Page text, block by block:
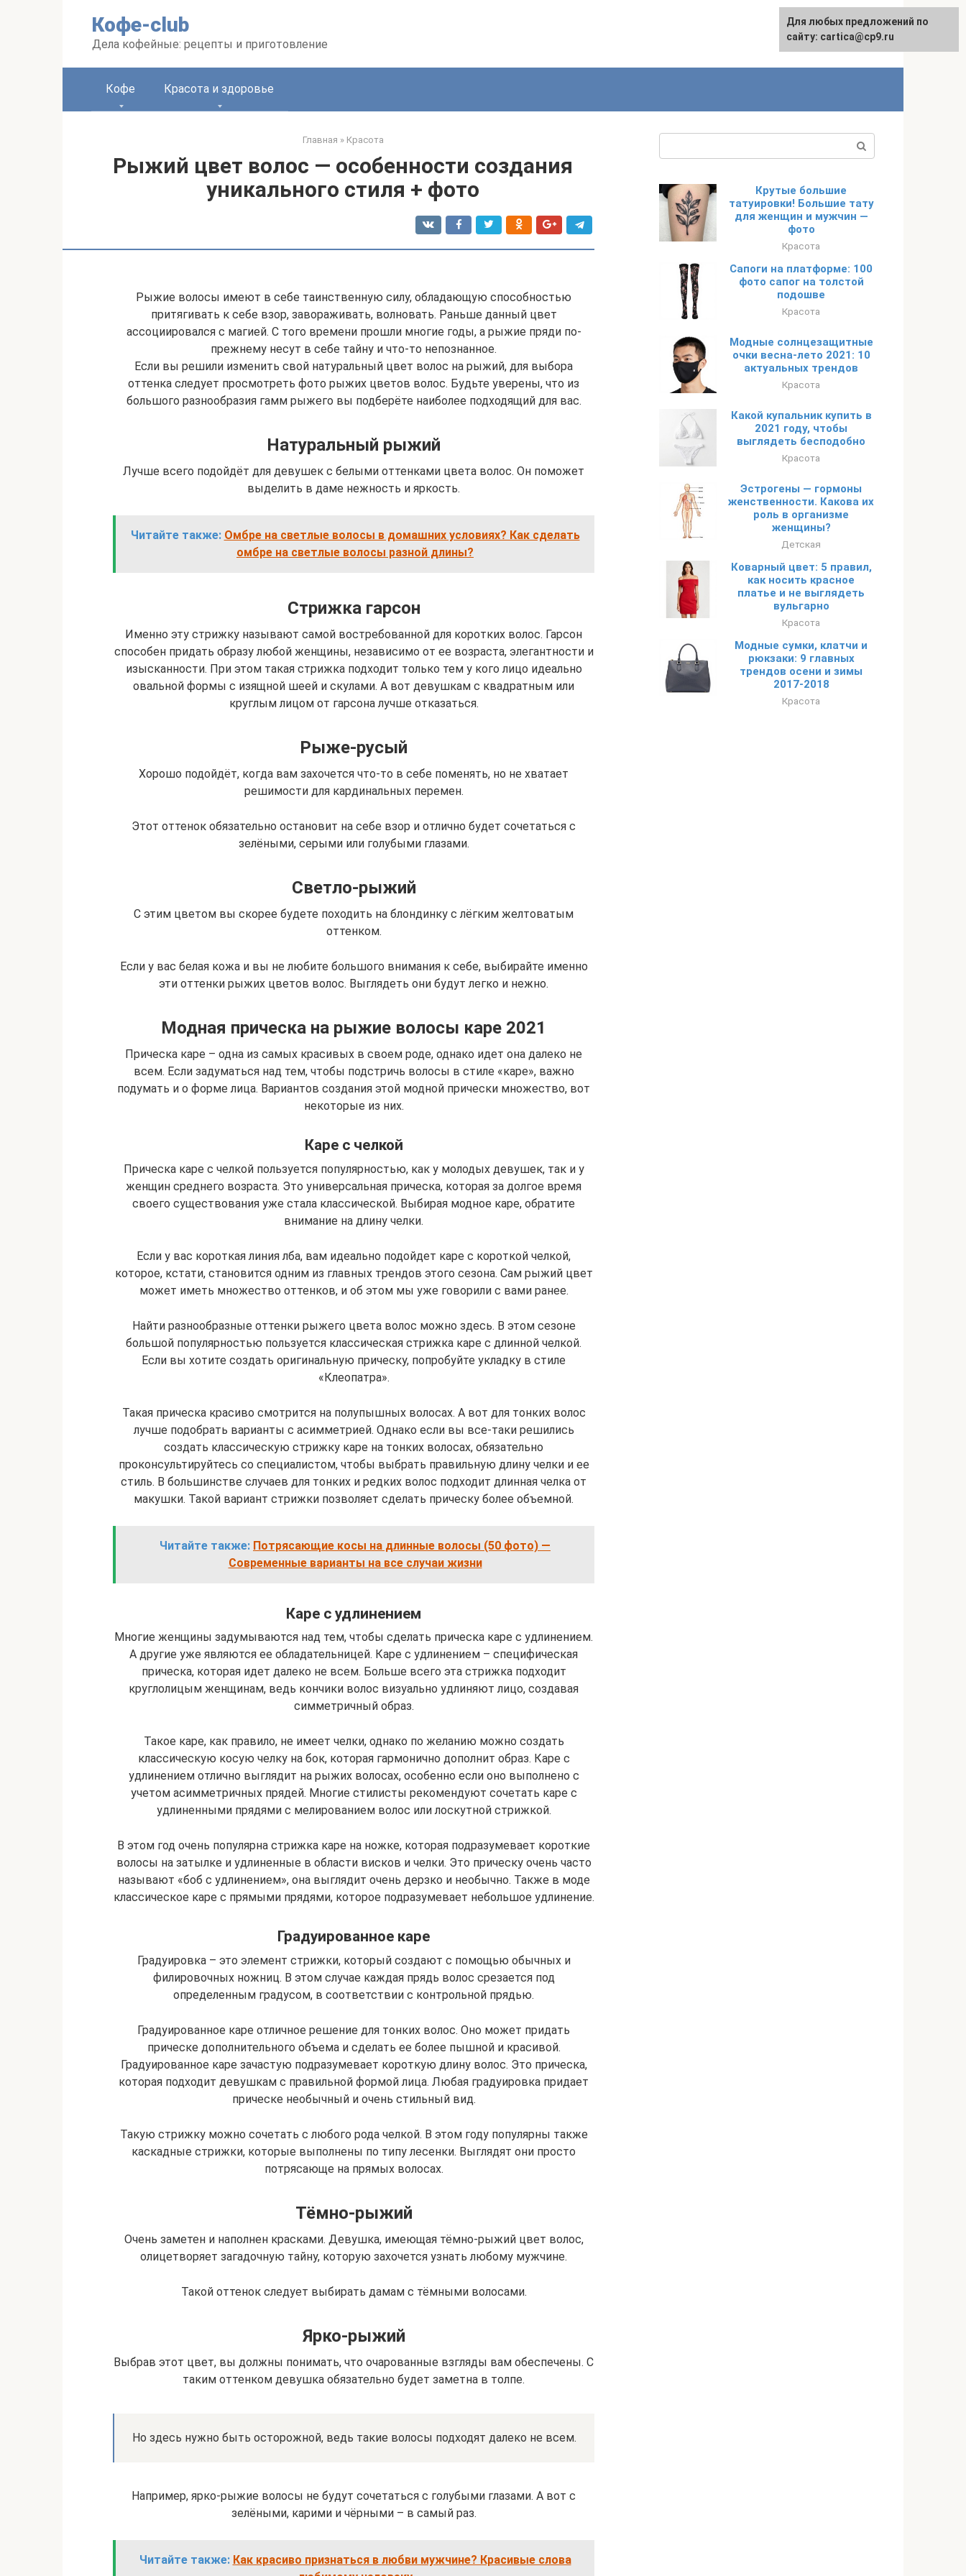
Кофе-club
Дела кофейные: рецепты и приготовление
English
Кофе Красота и здоровье
Главная » Красота
Рыжий цвет волос — особенности создания
уникального стиля + фото
Рыжие волосы имеют в себе таинственную силу, обладающую способностью
притягивать к себе взор, завораживать, волновать. Раньше данный цвет
ассоциировался с магией. С того времени прошли многие годы, а рыжие пряди по-
прежнему несут в себе тайну и что-то непознанное.
Если вы решили изменить свой натуральный цвет волос на рыжий, для выбора
оттенка следует просмотреть фото рыжих цветов волос. Будьте уверены, что из
большого разнообразия гамм рыжего вы подберёте наиболее подходящий для вас.
Натуральный рыжий
Лучше всего подойдёт для девушек с белыми оттенками цвета волос. Он поможет
выделить в даме нежность и яркость.
Читайте также: Омбре на светлые волосы в домашних условиях? Как сделать
омбре на светлые волосы разной длины?
Стрижка гарсон
Именно эту стрижку называют самой востребованной для коротких волос. Гарсон
способен придать образу любой женщины, независимо от ее возраста, элегантности и
изысканности. При этом такая стрижка подходит только тем у кого лицо идеально
овальной формы с изящной шеей и скулами. А вот девушкам с квадратным или
круглым лицом от гарсона лучше отказаться.
Рыже-русый
Хорошо подойдёт, когда вам захочется что-то в себе поменять, но не хватает
решимости для кардинальных перемен.
Этот оттенок обязательно остановит на себе взор и отлично будет сочетаться с
зелёными, серыми или голубыми глазами.
Светло-рыжий
С этим цветом вы скорее будете походить на блондинку с лёгким желтоватым
оттенком.
Если у вас белая кожа и вы не любите большого внимания к себе, выбирайте именно
эти оттенки рыжих цветов волос. Выглядеть они будут легко и нежно.
Модная прическа на рыжие волосы каре 2021
Прическа каре – одна из самых красивых в своем роде, однако идет она далеко не
всем. Если задуматься над тем, чтобы подстричь волосы в стиле «каре», важно
подумать и о форме лица. Вариантов создания этой модной прически множество, вот
некоторые из них.
Каре с челкой
Прическа каре с челкой пользуется популярностью, как у молодых девушек, так и у
женщин среднего возраста. Это универсальная прическа, которая за долгое время
своего существования уже стала классической. Выбирая модное каре, обратите
внимание на длину челки.
Если у вас короткая линия лба, вам идеально подойдет каре с короткой челкой,
которое, кстати, становится одним из главных трендов этого сезона. Сам рыжий цвет
может иметь множество оттенков, и об этом мы уже говорили с вами ранее.
Найти разнообразные оттенки рыжего цвета волос можно здесь. В этом сезоне
большой популярностью пользуется классическая стрижка каре с длинной челкой.
Если вы хотите создать оригинальную прическу, попробуйте укладку в стиле
«Клеопатра».
Такая прическа красиво смотрится на полупышных волосах. А вот для тонких волос
лучше подобрать варианты с асимметрией. Однако если вы все-таки решились
создать классическую стрижку каре на тонких волосах, обязательно
проконсультируйтесь со специалистом, чтобы выбрать правильную длину челки и ее
стиль. В большинстве случаев для тонких и редких волос подходит длинная челка от
макушки. Такой вариант стрижки позволяет сделать прическу более объемной.
Читайте также: Потрясающие косы на длинные волосы (50 фото) —
Современные варианты на все случаи жизни
Каре с удлинением
Многие женщины задумываются над тем, чтобы сделать прическа каре с удлинением.
А другие уже являются ее обладательницей. Каре с удлинением – специфическая
прическа, которая идет далеко не всем. Больше всего эта стрижка подходит
круглолицым женщинам, ведь кончики волос визуально удлиняют лицо, создавая
симметричный образ.
Такое каре, как правило, не имеет челки, однако по желанию можно создать
классическую косую челку на бок, которая гармонично дополнит образ. Каре с
удлинением отлично выглядит на рыжих волосах, особенно если оно выполнено с
учетом асимметричных прядей. Многие стилисты рекомендуют сочетать каре с
удлиненными прядями с мелированием волос или лоскутной стрижкой.
В этом год очень популярна стрижка каре на ножке, которая подразумевает короткие
волосы на затылке и удлиненные в области висков и челки. Это прическу очень часто
называют «боб с удлинением», она выглядит очень дерзко и необычно. Также в моде
классическое каре с прямыми прядями, которое подразумевает небольшое удлинение.
Градуированное каре
Градуировка – это элемент стрижки, который создают с помощью обычных и
филировочных ножниц. В этом случае каждая прядь волос срезается под
определенным градусом, в соответствии с контрольной прядью.
Градуированное каре отличное решение для тонких волос. Оно может придать
прическе дополнительного объема и сделать ее более пышной и красивой.
Градуированное каре зачастую подразумевает короткую длину волос. Это прическа,
которая подходит девушкам с правильной формой лица. Любая градуировка придает
прическе необычный и очень стильный вид.
Такую стрижку можно сочетать с любого рода челкой. В этом году популярны также
каскадные стрижки, которые выполнены по типу лесенки. Выглядят они просто
потрясающе на прямых волосах.
Тёмно-рыжий
Очень заметен и наполнен красками. Девушка, имеющая тёмно-рыжий цвет волос,
олицетворяет загадочную тайну, которую захочется узнать любому мужчине.
Такой оттенок следует выбирать дамам с тёмными волосами.
Ярко-рыжий
Выбрав этот цвет, вы должны понимать, что очарованные взгляды вам обеспечены. С
таким оттенком девушка обязательно будет заметна в толпе.
Но здесь нужно быть осторожной, ведь такие волосы подходят далеко не всем.
Например, ярко-рыжие волосы не будут сочетаться с голубыми глазами. А вот с
зелёными, карими и чёрными – в самый раз.
Читайте также: Как красиво признаться в любви мужчине? Красивые слова
Крутые большие
татуировки! Большие тату
для женщин и мужчин —
фото
Красота
Сапоги на платформе: 100
фото сапог на толстой
подошве
Красота
Модные солнцезащитные
очки весна-лето 2021: 10
актуальных трендов
Красота
Какой купальник купить в
2021 году, чтобы
выглядеть бесподобно
Красота
Эстрогены — гормоны
женственности. Какова их
роль в организме
женщины?
Детская
Коварный цвет: 5 правил,
как носить красное
платье и не выглядеть
вульгарно
Красота
Модные сумки, клатчи и
рюкзаки: 9 главных
трендов осени и зимы
2017-2018
Красота
Для любых предложений по
сайту: cartica@cp9.ru